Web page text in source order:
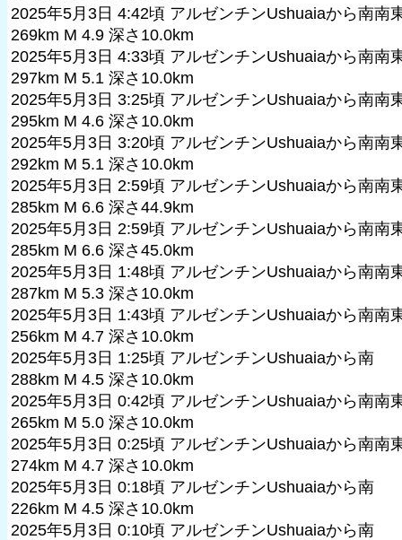
2025年5月3日 4:42頃 アルゼンチンUshuaiaから南南
269km M 4.9 深さ10.0km
2025年5月3日 4:33頃 アルゼンチンUshuaiaから南南
297km M 5.1 深さ10.0km
2025年5月3日 3:25頃 アルゼンチンUshuaiaから南南
295km M 4.6 深さ10.0km
2025年5月3日 3:20頃 アルゼンチンUshuaiaから南南
292km M 5.1 深さ10.0km
2025年5月3日 2:59頃 アルゼンチンUshuaiaから南南
285km M 6.6 深さ44.9km
2025年5月3日 2:59頃 アルゼンチンUshuaiaから南南
285km M 6.6 深さ45.0km
2025年5月3日 1:48頃 アルゼンチンUshuaiaから南南
287km M 5.3 深さ10.0km
2025年5月3日 1:43頃 アルゼンチンUshuaiaから南南
256km M 4.7 深さ10.0km
2025年5月3日 1:25頃 アルゼンチンUshuaiaから南
288km M 4.5 深さ10.0km
2025年5月3日 0:42頃 アルゼンチンUshuaiaから南南
265km M 5.0 深さ10.0km
2025年5月3日 0:25頃 アルゼンチンUshuaiaから南南
274km M 4.7 深さ10.0km
2025年5月3日 0:18頃 アルゼンチンUshuaiaから南
226km M 4.5 深さ10.0km
2025年5月3日 0:10頃 アルゼンチンUshuaiaから南